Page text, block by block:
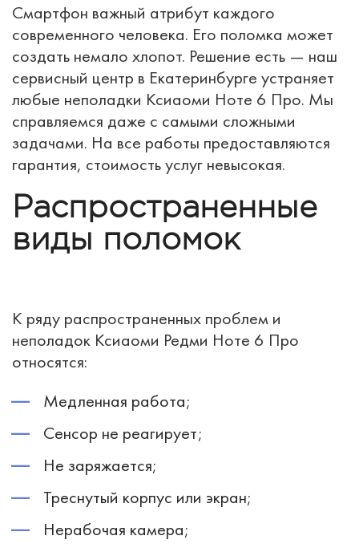
Смартфон важный атрибут каждого
современного человека. Его поломка может
создать немало хлопот. Решение есть — наш
сервисный центр в Екатеринбурге устраняет
любые неполадки Ксиаоми Ноте 6 Про. Мы
справляемся даже с самыми сложными
задачами. На все работы предоставляются
гарантия, стоимость услуг невысокая.
Распространенные
виды поломок
К ряду распространенных проблем и
неполадок Ксиаоми Редми Ноте 6 Про
относятся:
Медленная работа;
Сенсор не реагирует;
Не заряжается;
Треснутый корпус или экран;
Нерабочая камера;